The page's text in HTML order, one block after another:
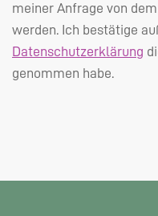
meiner Anfrage von
werden. Ich bestätige
Datenschutzerklärung
genommen habe.